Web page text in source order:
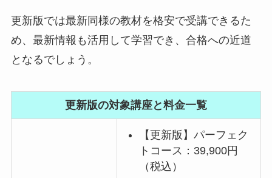
更新版では最新同様の教材を格安で受講できるた
め、最新情報も活用して学習でき、合格への近道
となるでしょう。
更新版の対象講座と料金一覧
【更新版】パーフェク
トコース：39,900円
（税込）